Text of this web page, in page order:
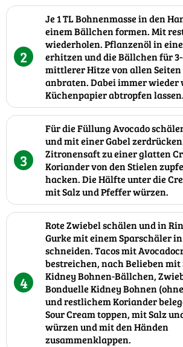
2
Je 1 TL Bohnenmasse in den
einem Bällchen formen. Mit
wiederholen. Pflanzenöl in
erhitzen und die Bällchen für
mittlerer Hitze von allen
anbraten. Dabei immer wieder
Küchenpapier abtropfen lassen.
3
Für die Füllung Avocado
und mit einer Gabel
Zitronensaft zu einer glatten
Koriander von den Stielen
hacken. Die Hälfte unter die
mit Salz und Pfeffer würzen.
4
Rote Zwiebel schälen und in
Gurke mit einem Sparschäler
schneiden. Tacos mit
bestreichen, nach Belieben mit
Kidney Bohnen-Bällchen,
Bonduelle Kidney Bohnen
und restlichem Koriander
Sour Cream toppen, mit Salz
würzen und mit den Händen
zusammenklappen.